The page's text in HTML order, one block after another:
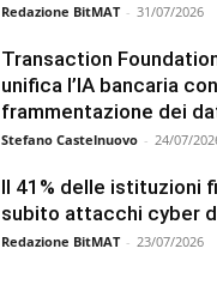
Redazione BitMAT - 31/07/2026
Transaction
unifica l’IA bancaria
frammentazione dei
Stefano Castelnuovo - 24/07/
Il 41% delle istituzioni
subito attacchi cyber
Redazione BitMAT - 23/07/2026